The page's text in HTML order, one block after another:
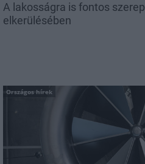
A lakosságra is fontos
elkerülésében
Országos hírek